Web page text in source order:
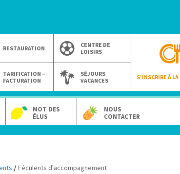
RESTAURATION
CENTRE DE
LOISIRS
S’INSCRIRE À
TARIFICATION –
FACTURATION
SÉJOURS
VACANCES
MOT DES
ÉLUS
NOUS
CONTACTER
/Féculents d'accompagnement